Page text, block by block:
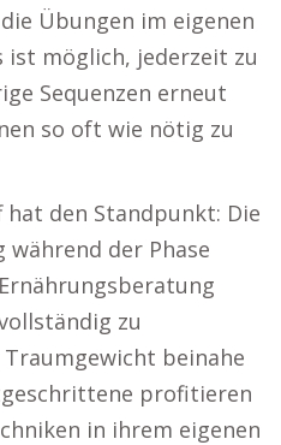
Übungen im eigenen
ist möglich, jederzeit zu
Sequenzen erneut
so oft wie nötig zu
hat den Standpunkt: Die
der Phase
zu
beinahe
profitieren
in ihrem eigenen